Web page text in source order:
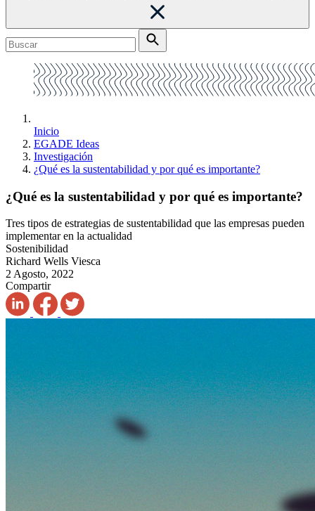
Inicio
EGADE Ideas
Investigación
¿Qué es la sustentabilidad y por qué es importante?
¿Qué es la sustentabilidad y por qué es importante?
Tres tipos de estrategias de sustentabilidad que las empresas pueden
implementar en la actualidad
Sostenibilidad
Richard Wells Viesca
2 Agosto, 2022
Compartir